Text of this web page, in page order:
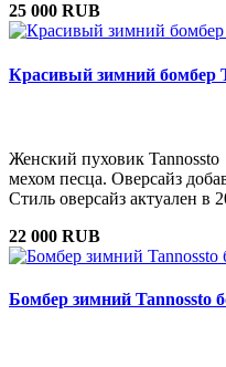
25 000 RUB
Красивый зимний бомбер
Женский пуховик
мехом песца. Оверсайз
Стиль оверсайз актуален в
22 000 RUB
Бомбер зимний Tannossto